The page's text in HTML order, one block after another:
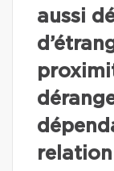
aussi
relation